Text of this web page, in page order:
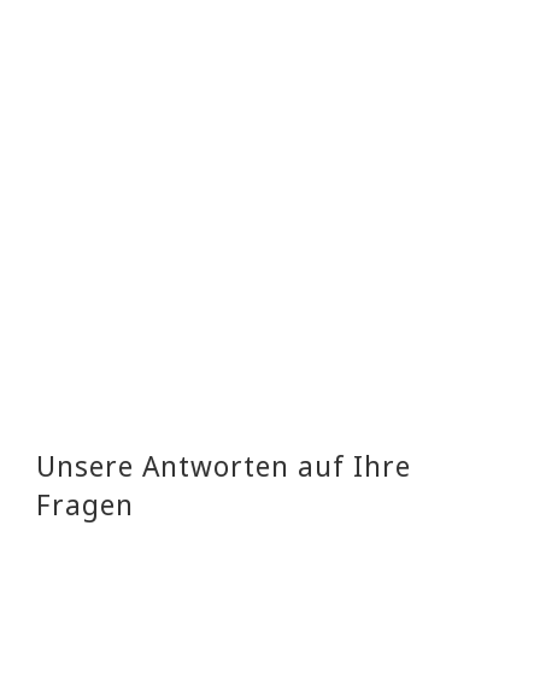
Unsere Antworten auf Ihre
Fragen